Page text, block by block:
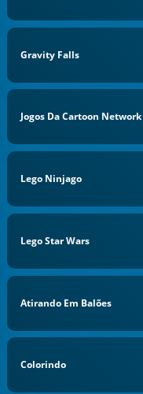
Gravity Falls
Jogos Da Cartoon Network
Lego Ninjago
Lego Star Wars
Atirando Em Balões
Colorindo